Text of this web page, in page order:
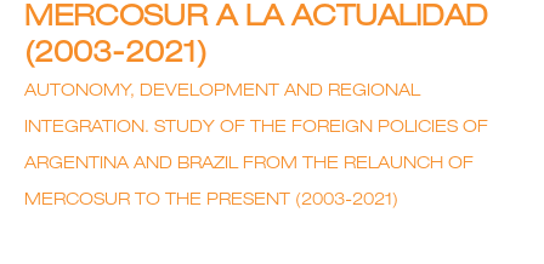
MERCOSUR A LA ACTUALIDAD
(2003-2021)
AUTONOMY, DEVELOPMENT AND REGIONAL
INTEGRATION. STUDY OF THE FOREIGN POLICIES OF
ARGENTINA AND BRAZIL FROM THE RELAUNCH OF
MERCOSUR TO THE PRESENT (2003-2021)